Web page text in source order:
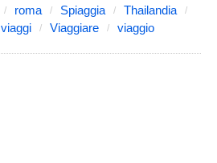
roma Spiaggia
Thailandia
viaggi Viaggiare viaggio